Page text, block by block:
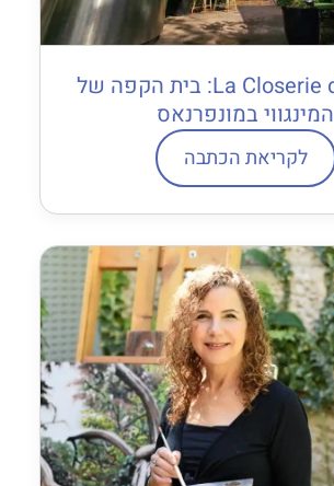
La Closerie des Lilas: בית הקפה של
המינגווי במונפרנאס
לקריאת הכתבה